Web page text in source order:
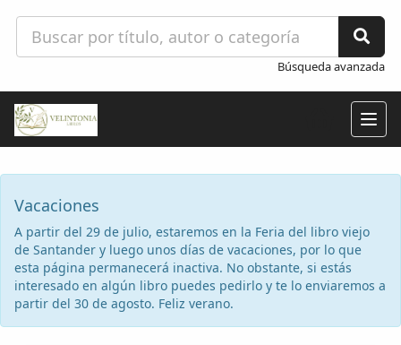
Búsqueda avanzada
Vacaciones
A partir del 29 de julio, estaremos en la Feria del libro viejo
de Santander y luego unos días de vacaciones, por lo que
esta página permanecerá inactiva. No obstante, si estás
interesado en algún libro puedes pedirlo y te lo enviaremos a
partir del 30 de agosto. Feliz verano.